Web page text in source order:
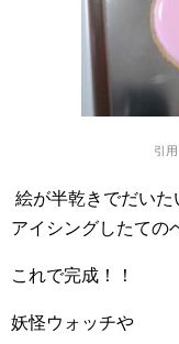
引
絵が半乾きでだいた
アイシングしたての
これで完成！！
妖怪ウォッチや